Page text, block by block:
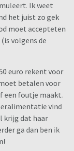
verdiend). Het
it-or-leave it bod
de mediation
me hierdoor in
bod heeft gedaan
geen zin
heb en daar
hij zonder te
gaat bij een
Ik weet
het juist zo gek
moet accepteten
volgens de
euro rekent voor
betalen voor
een foutje maakt.
vind
krijg dat haar
ga dan ben ik